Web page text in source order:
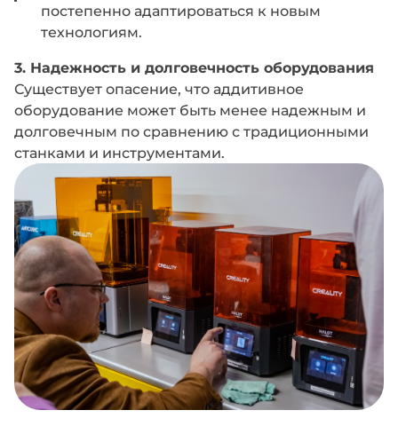
постепенно адаптироваться к новым
технологиям.
3. Надежность и долговечность оборудования
Существует опасение, что аддитивное
оборудование может быть менее надежным и
долговечным по сравнению с традиционными
станками и инструментами.